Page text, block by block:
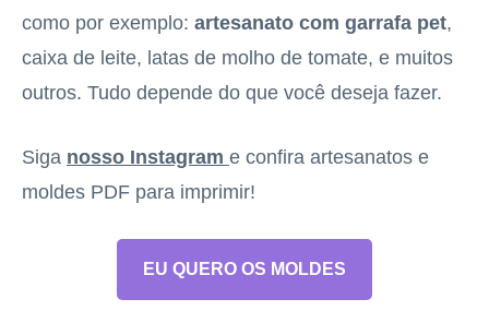
como por exemplo: artesanato com garrafa pet,
caixa de leite, latas de molho de tomate, e muitos
outros. Tudo depende do que você deseja fazer.
Siga nosso Instagram e confira artesanatos e
moldes PDF para imprimir!
EU QUERO OS MOLDES